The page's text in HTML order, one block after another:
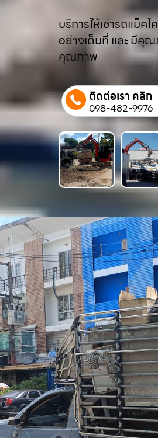
บริการให้เช่ารถแม็ค
อย่างเต็มที่ และ มีคุ
คุณภาพ
ติดต่อเรา คลิก
098-482-9976